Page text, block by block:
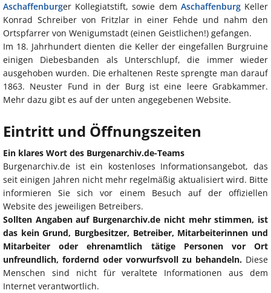
Aschaffenburger Kollegiatstift, sowie dem AschaffenburgKeller
Konrad Schreiber von Fritzlar in einer Fehde und nahm den
Ortspfarrer von Wenigumstadt (einen Geistlichen!) gefangen.
Im 18. Jahrhundert dienten die Keller der eingefallen Burgruine
einigen Diebesbanden als Unterschlupf, die immer wieder
ausgehoben wurden. Die erhaltenen Reste sprengte man darauf
1863. Neuster Fund in der Burg ist eine leere Grabkammer.
Mehr dazu gibt es auf der unten angegebenen Website.
Eintritt und Öffnungszeiten
Ein klares Wort des Burgenarchiv.de-Teams
Burgenarchiv.de ist ein kostenloses Informationsangebot, das
seit einigen Jahren nicht mehr regelmäßig aktualisiert wird. Bitte
informieren Sie sich vor einem Besuch auf der offiziellen
Website des jeweiligen Betreibers.
Sollten Angaben auf Burgenarchiv.de nicht mehr stimmen, ist
das kein Grund, Burgbesitzer, Betreiber, Mitarbeiterinnen und
Mitarbeiter oder ehrenamtlich tätige Personen vor Ort
unfreundlich, fordernd oder vorwurfsvoll zu behandeln. Diese
Menschen sind nicht für veraltete Informationen aus dem
Internet verantwortlich.